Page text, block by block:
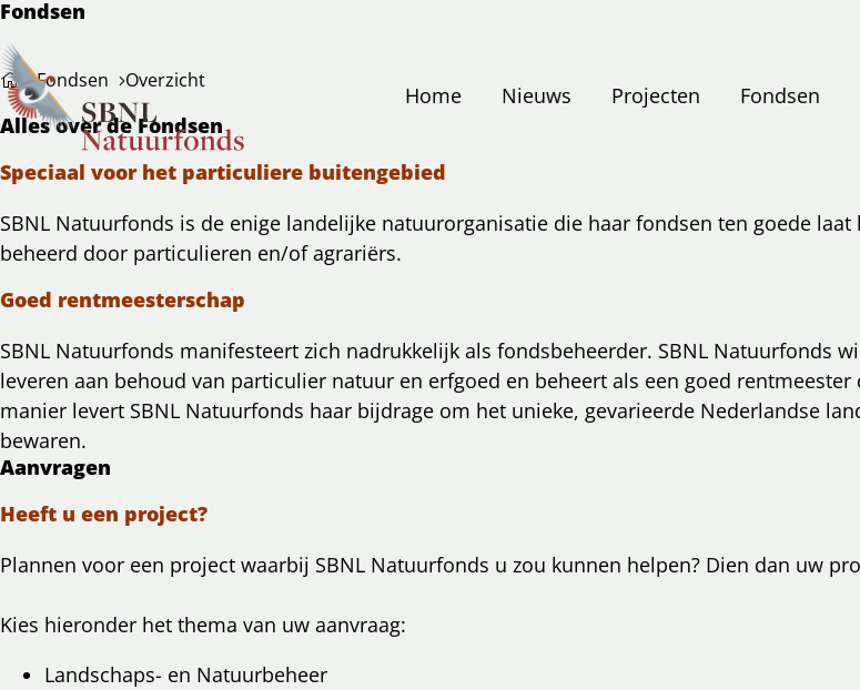
Home Nieuws Projecten Fondsen
Fondsen
Fondsen Overzicht
Alles over de Fondsen
Speciaal voor het particuliere buitengebied
SBNL Natuurfonds is de enige landelijke natuurorganisatie die haar fondsen ten goede
beheerd door particulieren en/of agrariërs.
Goed rentmeesterschap
SBNL Natuurfonds manifesteert zich nadrukkelijk als fondsbeheerder. SBNL Natuurfonds
leveren aan behoud van particulier natuur en erfgoed en beheert als een goed
manier levert SBNL Natuurfonds haar bijdrage om het unieke, gevarieerde Nederlandse
bewaren.
Aanvragen
Heeft u een project?
Plannen voor een project waarbij SBNL Natuurfonds u zou kunnen helpen? Dien dan uw
Kies hieronder het thema van uw aanvraag:
Landschaps- en Natuurbeheer